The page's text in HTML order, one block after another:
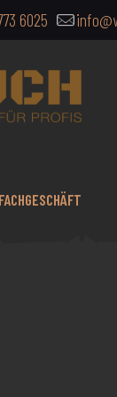
6025
FACHGESCHÄFT